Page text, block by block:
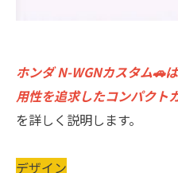
ホンダ N-WGNカスタム🚗
用性を追求したコンパクトカ
を詳しく説明します。
デザイン